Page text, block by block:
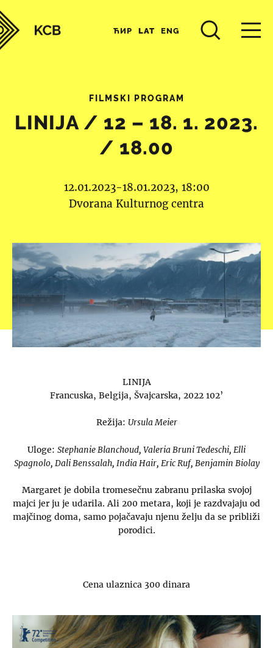
ЋИР LAT ENG
FILMSKI PROGRAM
LINIJA / 12 – 18. 1. 2023.
/ 18.00
12.01.2023-18.01.2023, 18:00
Dvorana Kulturnog centra
LINIJA
Francuska, Belgija, Švajcarska, 2022 102’
Režija: Ursula Meier
Uloge: Stephanie Blanchoud, Valeria Bruni Tedeschi, Elli
Spagnolo, Dali Benssalah, India Hair, Eric Ruf, Benjamin Biolay
Margaret je dobila tromesečnu zabranu prilaska svojoj
majci jer ju je udarila. Ali 200 metara, koji je razdvajaju od
majčinog doma, samo pojačavaju njenu želju da se približi
porodici.
Cena ulaznica 300 dinara